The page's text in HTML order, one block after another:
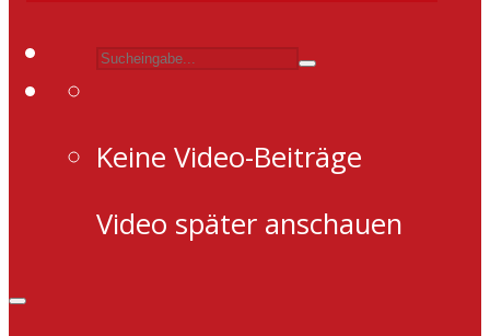
Keine Video-Beiträge
Video später anschauen